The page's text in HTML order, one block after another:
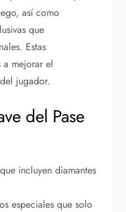
así como
que
Estas
a mejorar el
jugador.
del Pase
incluyen diamantes
especiales que solo